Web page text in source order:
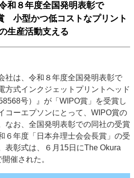
記事
動画コンテンツ
ション
ビジネス イベント
業界
動・訃報
勝負！ ～多様なビジネス・多彩な商材～
古印刷機・製本機特集
2022 検査・校正特集
軌道を描く
和８年度全国発明表彰で
小型かつ低コストなプリント
生産活動支える
社は、令和８年度全国発明表彰で
方式インクジェットプリントヘッド
号）』が「WIPO賞」を受賞し
コーエプソンにとって、WIPO賞の
なお、全国発明表彰での同社の受賞
６年度「日本弁理士会会長賞」の受
表彰式は、６月15日にThe Okura
催された。